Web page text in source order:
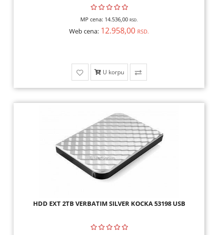
MP cena: 14.536,00 RSD.
Web cena: 12.958,00 RSD.
U korpu
HDD EXT 2TB VERBATIM SILVER KOCKA 53198 USB